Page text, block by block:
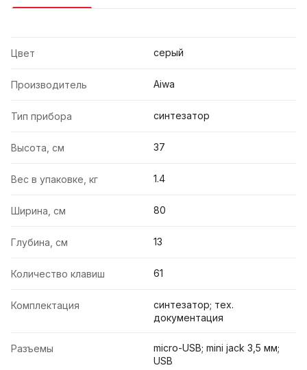
Цвет серый
Производитель Aiwa
Тип прибора синтезатор
Высота, см 37
Вес в упаковке, кг 1.4
Ширина, см 80
Глубина, см 13
Количество клавиш 61
Комплектация
синтезатор; тех.
документация
Разъемы
micro-USB; mini jack 3,5 мм;
USB